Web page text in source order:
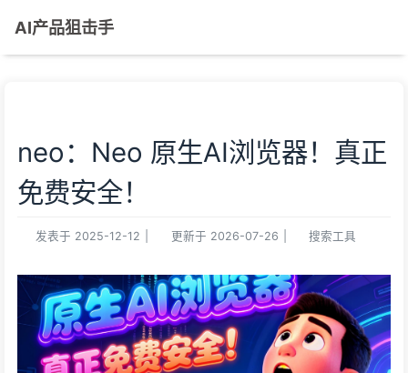
AI产品狙击手
neo：Neo 原生AI浏览器！真正
免费安全！
发表于 2025-12-12 更新于 2026-07-26 搜索工具